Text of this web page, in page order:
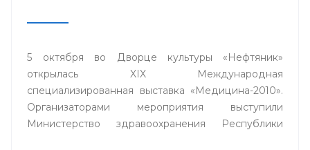
5 октября во Дворце культуры «Нефтяник»
открылась XIX Международная
специализированная выставка «Медицина-2010».
Организаторами мероприятия выступили
Министерство здравоохранения Республики